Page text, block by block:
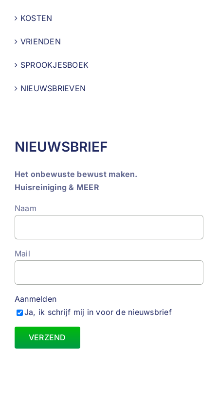
KOSTEN
VRIENDEN
SPROOKJESBOEK
NIEUWSBRIEVEN
NIEUWSBRIEF
Het onbewuste bewust maken.
Huisreiniging & MEER
Naam
Mail
Aanmelden
Ja, ik schrijf mij in voor de nieuwsbrief